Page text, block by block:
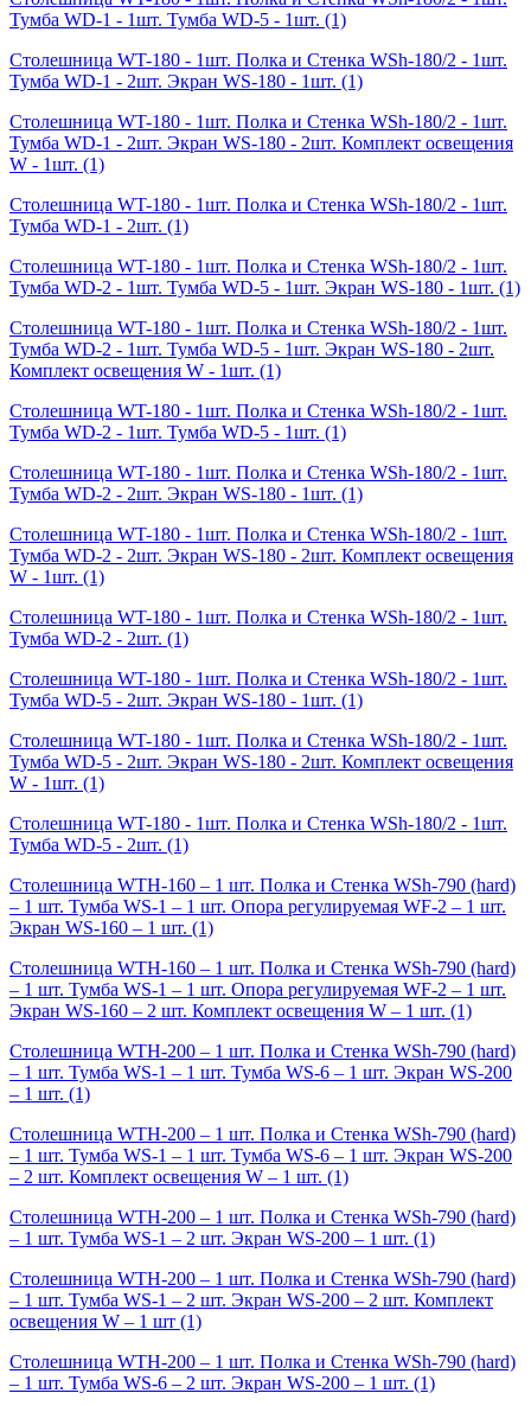
Тумба WD-1 - 1шт. Тумба WD-5 - 1шт. (1)
Столешница WT-180 - 1шт. Полка и Стенка WSh-180/2 - 1шт.
Тумба WD-1 - 2шт. Экран WS-180 - 1шт. (1)
Столешница WT-180 - 1шт. Полка и Стенка WSh-180/2 - 1шт.
Тумба WD-1 - 2шт. Экран WS-180 - 2шт. Комплект освещения
W - 1шт. (1)
Столешница WT-180 - 1шт. Полка и Стенка WSh-180/2 - 1шт.
Тумба WD-1 - 2шт. (1)
Столешница WT-180 - 1шт. Полка и Стенка WSh-180/2 - 1шт.
Тумба WD-2 - 1шт. Тумба WD-5 - 1шт. Экран WS-180 - 1шт. (1)
Столешница WT-180 - 1шт. Полка и Стенка WSh-180/2 - 1шт.
Тумба WD-2 - 1шт. Тумба WD-5 - 1шт. Экран WS-180 - 2шт.
Комплект освещения W - 1шт. (1)
Столешница WT-180 - 1шт. Полка и Стенка WSh-180/2 - 1шт.
Тумба WD-2 - 1шт. Тумба WD-5 - 1шт. (1)
Столешница WT-180 - 1шт. Полка и Стенка WSh-180/2 - 1шт.
Тумба WD-2 - 2шт. Экран WS-180 - 1шт. (1)
Столешница WT-180 - 1шт. Полка и Стенка WSh-180/2 - 1шт.
Тумба WD-2 - 2шт. Экран WS-180 - 2шт. Комплект освещения
W - 1шт. (1)
Столешница WT-180 - 1шт. Полка и Стенка WSh-180/2 - 1шт.
Тумба WD-2 - 2шт. (1)
Столешница WT-180 - 1шт. Полка и Стенка WSh-180/2 - 1шт.
Тумба WD-5 - 2шт. Экран WS-180 - 1шт. (1)
Столешница WT-180 - 1шт. Полка и Стенка WSh-180/2 - 1шт.
Тумба WD-5 - 2шт. Экран WS-180 - 2шт. Комплект освещения
W - 1шт. (1)
Столешница WT-180 - 1шт. Полка и Стенка WSh-180/2 - 1шт.
Тумба WD-5 - 2шт. (1)
Столешница WTH-160 – 1 шт. Полка и Стенка WSh-790 (hard)
– 1 шт. Тумба WS-1 – 1 шт. Опора регулируемая WF-2 – 1 шт.
Экран WS-160 – 1 шт. (1)
Столешница WTH-160 – 1 шт. Полка и Стенка WSh-790 (hard)
– 1 шт. Тумба WS-1 – 1 шт. Опора регулируемая WF-2 – 1 шт.
Экран WS-160 – 2 шт. Комплект освещения W – 1 шт. (1)
Столешница WTH-200 – 1 шт. Полка и Стенка WSh-790 (hard)
– 1 шт. Тумба WS-1 – 1 шт. Тумба WS-6 – 1 шт. Экран WS-200
– 1 шт. (1)
Столешница WTH-200 – 1 шт. Полка и Стенка WSh-790 (hard)
– 1 шт. Тумба WS-1 – 1 шт. Тумба WS-6 – 1 шт. Экран WS-200
– 2 шт. Комплект освещения W – 1 шт. (1)
Столешница WTH-200 – 1 шт. Полка и Стенка WSh-790 (hard)
– 1 шт. Тумба WS-1 – 2 шт. Экран WS-200 – 1 шт. (1)
Столешница WTH-200 – 1 шт. Полка и Стенка WSh-790 (hard)
– 1 шт. Тумба WS-1 – 2 шт. Экран WS-200 – 2 шт. Комплект
освещения W – 1 шт (1)
Столешница WTH-200 – 1 шт. Полка и Стенка WSh-790 (hard)
– 1 шт. Тумба WS-6 – 2 шт. Экран WS-200 – 1 шт. (1)